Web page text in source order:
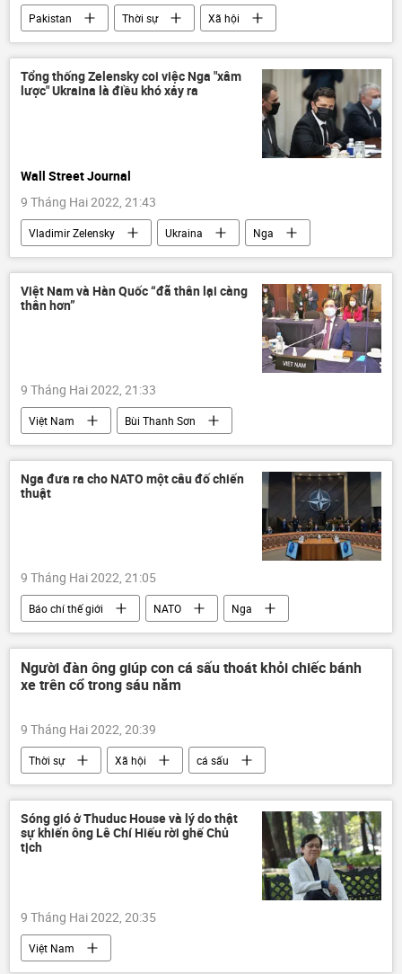
Pakistan Thời sự Xã hội
Tổng thống Zelensky coi việc Nga "xâm
lược" Ukraina là điều khó xảy ra
Wall Street Journal
9 Tháng Hai 2022, 21:43
Vladimir Zelensky Ukraina
Nga
Thế giới
xung đột
Báo chí thế giới
Hoa Kỳ
Việt Nam và Hàn Quốc “đã thân lại càng
thân hơn”
9 Tháng Hai 2022, 21:33
Việt Nam
Bùi Thanh Sơn
Hàn Quốc
Moon Jae-in
Chính trị
Bộ Ngoại giao Việt Nam
Nga đưa ra cho NATO một câu đố chiến
thuật
9 Tháng Hai 2022, 21:05
Báo chí thế giới NATO
Nga
Thế giới
xung đột Ukraina
Người đàn ông giúp con cá sấu thoát khỏi chiếc bánh
xe trên cổ trong sáu năm
9 Tháng Hai 2022, 20:39
Thời sự Xã hội cá sấu
Sóng gió ở Thuduc House và lý do thật
sự khiến ông Lê Chí Hiếu rời ghế Chủ
tịch
9 Tháng Hai 2022, 20:35
Việt Nam